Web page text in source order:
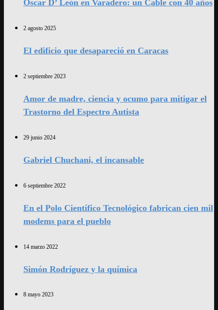
Oscar D’ León en Varadero: un Cable con 40 años
2 agosto 2025
El edificio que desapareció en Caracas
2 septiembre 2023
Amor de madre, ciencia y ocumo para mitigar el
Trastorno del Espectro Autista
29 junio 2024
Gabriel Chuchani, el incansable
6 septiembre 2022
En el Polo Científico Tecnológico fabrican cien mil
modems para el pueblo
14 marzo 2022
Simón Rodríguez y la química
8 mayo 2023